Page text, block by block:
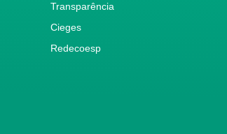
Transparência
Cieges
Redecoesp